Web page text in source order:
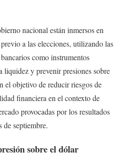
nacional están inmersos en
a las elecciones, utilizando las
como instrumentos
liquidez y prevenir presiones sobre
el objetivo de reducir riesgos de
financiera en el contexto de
provocadas por los resultados
de septiembre.
sobre el dólar